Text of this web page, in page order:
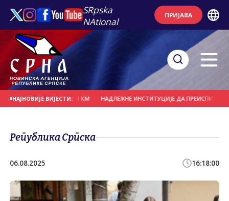
SRpska
NAtional
ПРИЈАВА
НАЈНОВИЈЕ ВИЈЕСТИ:
20 МИЛИЈАРДИ КМ НАДЛЕЖНЕ ИНСТИТУЦИЈЕ ДА ПРЕИСПИТАЈУ
Република Српска
06.08.2025 16:18:00